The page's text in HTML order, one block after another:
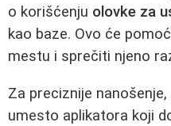
o korišćenju olovke za
kao baze. Ovo će
mestu i sprečiti njeno
Za preciznije
umesto aplikatora koji